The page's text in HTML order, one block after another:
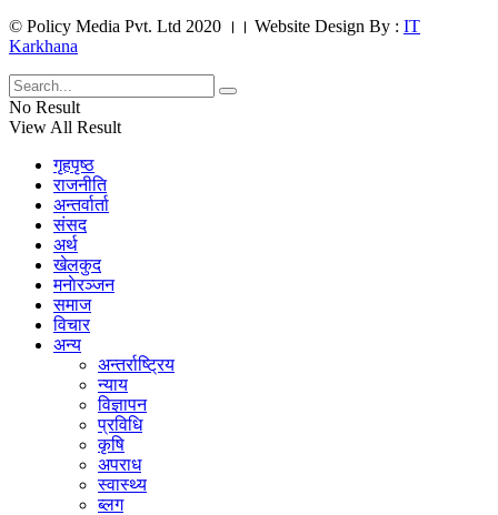
© Policy Media Pvt. Ltd 2020 ।। Website Design By : IT
Karkhana
No Result
View All Result
गृहपृष्ठ
राजनीति
अन्तर्वार्ता
संसद
अर्थ
खेलकुद
मनाेरञ्जन
समाज
विचार
अन्य
अन्तर्राष्ट्रिय
न्याय
विज्ञापन
प्रविधि
कृषि
अपराध
स्वास्थ्य
ब्लग